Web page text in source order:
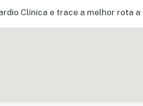
Clínica e trace a melhor rota